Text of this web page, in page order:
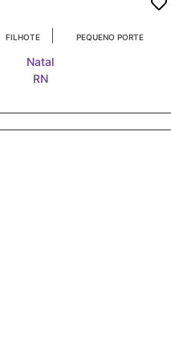
FILHOTE PEQUENO PORTE
Natal
RN